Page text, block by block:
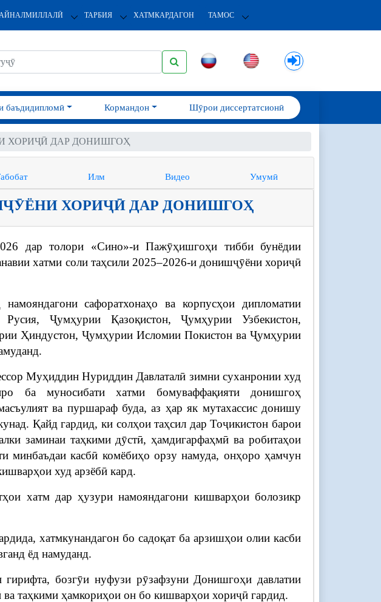
ТАРБИЯ ХАТМКАРДАГОН ТАМОС
баъдидипломӣ Кормандон Шӯрои диссертатсионӣ
ХОРИҶӢ ДАР ДОНИШГОҲ
Илм Видео Умумӣ
ХОРИҶӢ ДАР ДОНИШГОҲ
дар толори «Сино»-и Пажӯҳишгоҳи тибби бунёдии
хатми соли таҳсили 2025–2026-и донишҷӯёни хориҷӣ
сафоратхонаҳо ва корпусҳои дипломатии
Русия, Ҷумҳурии Қазоқистон, Ҷумҳурии Узбекистон,
Ҳиндустон, Ҷумҳурии Исломии Покистон ва Ҷумҳурии
Муҳиддин Нуриддин Давлаталӣ зимни суханронии худ
ба муносибати хатми бомуваффақияти донишгоҳ
ва пуршараф буда, аз ҳар як мутахассис донишу
Қайд гардид, ки солҳои таҳсил дар Тоҷикистон барои
заминаи таҳкими дӯстӣ, ҳамдигарфаҳмӣ ва робитаҳои
минбаъдаи касбӣ комёбиҳо орзу намуда, онҳоро ҳамчун
худ арзёбӣ кард.
хатм дар ҳузури намояндагони кишварҳои болозикр
хатмкунандагон бо садоқат ба арзишҳои олии касби
ёд намуданд.
бозгӯи нуфузи рӯзафзуни Донишгоҳи давлатии
таҳкими ҳамкориҳои он бо кишварҳои хориҷӣ гардид.